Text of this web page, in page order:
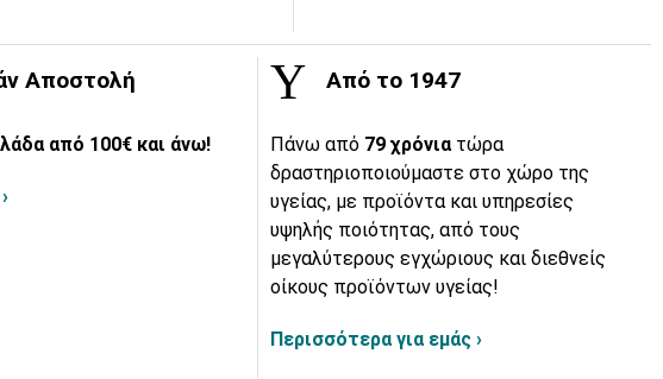
Αποστολή
από 100€ και άνω!
Από το 1947
Πάνω από 79 χρόνια τώρα
δραστηριοποιούμαστε στο χώρο της
υγείας, με προϊόντα και υπηρεσίες
υψηλής ποιότητας, από τους
μεγαλύτερους εγχώριους και διεθνείς
οίκους προϊόντων υγείας!
Περισσότερα για εμάς ›